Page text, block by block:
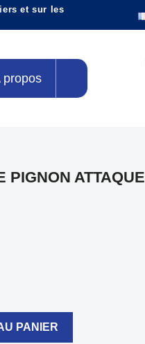
et sur les
propos
PIGNON ATTAQUE
PANIER